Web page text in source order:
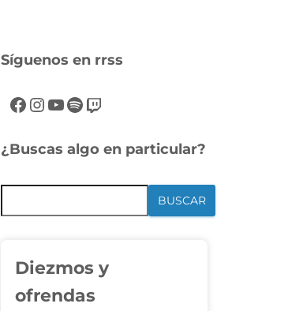
Síguenos en rrss
¿Buscas algo en particular?
BUSCAR
Diezmos y
ofrendas